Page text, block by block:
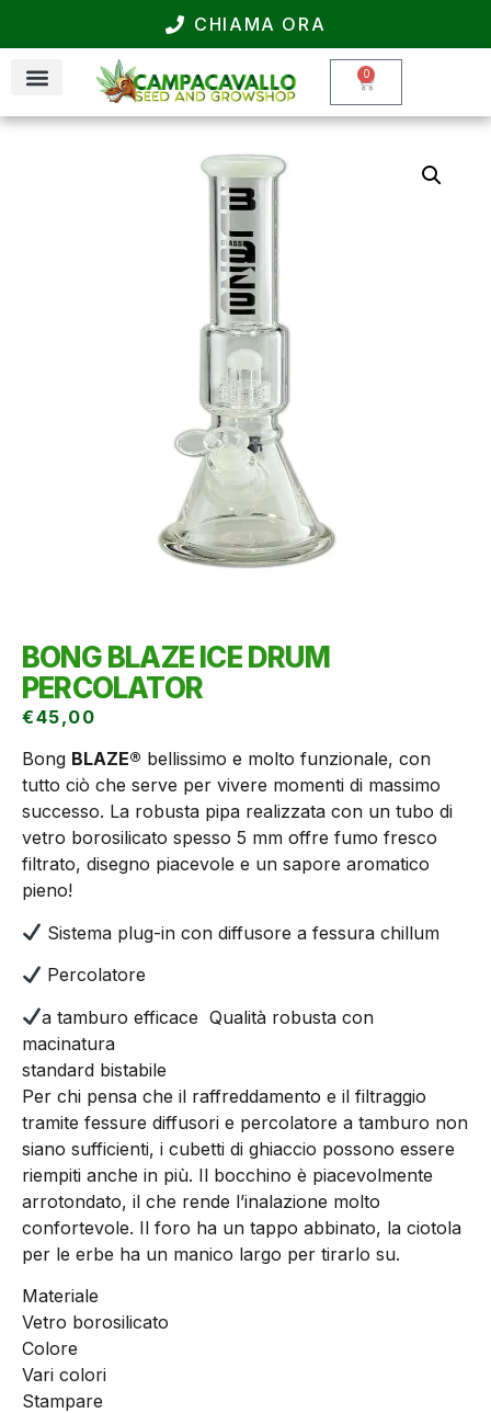
CHIAMA ORA
0
BONG BLAZE ICE DRUM
PERCOLATOR
€45,00
Bong BLAZE® bellissimo e molto funzionale, con
tutto ciò che serve per vivere momenti di massimo
successo. La robusta pipa realizzata con un tubo di
vetro borosilicato spesso 5 mm offre fumo fresco
filtrato, disegno piacevole e un sapore aromatico
pieno!
Sistema plug-in con diffusore a fessura chillum
Percolatore
a tamburo efficace Qualità robusta con
macinatura
standard bistabile
Per chi pensa che il raffreddamento e il filtraggio
tramite fessure diffusori e percolatore a tamburo non
siano sufficienti, i cubetti di ghiaccio possono essere
riempiti anche in più. Il bocchino è piacevolmente
arrotondato, il che rende l’inalazione molto
confortevole. Il foro ha un tappo abbinato, la ciotola
per le erbe ha un manico largo per tirarlo su.
Materiale
Vetro borosilicato
Colore
Vari colori
Stampare